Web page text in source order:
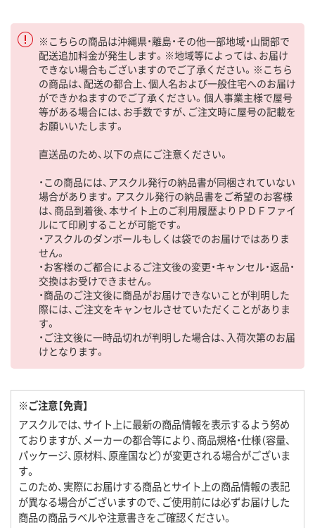
※こちらの商品は沖縄県・離島・その他一部地域・山間部で
配送追加料金が発生します。※地域等によっては、お届け
できない場合もございますのでご了承ください。※こちら
の商品は、配送の都合上、個人名および一般住宅へのお届け
ができかねますのでご了承ください。個人事業主様で屋号
等がある場合には、お手数ですが、ご注文時に屋号の記載を
お願いいたします。
直送品のため、以下の点にご注意ください。
・この商品には、アスクル発行の納品書が同梱されていない
場合があります。アスクル発行の納品書をご希望のお客様
は、商品到着後、本サイト上のご利用履歴よりＰＤＦファイ
ルにて印刷することが可能です。
・アスクルのダンボールもしくは袋でのお届けではありま
せん。
・お客様のご都合によるご注文後の変更・キャンセル・返品・
交換はお受けできません。
・商品のご注文後に商品がお届けできないことが判明した
際には、ご注文をキャンセルさせていただくことがありま
す。
・ご注文後に一時品切れが判明した場合は、入荷次第のお届
けとなります。
※ご注意【免責】
アスクルでは、サイト上に最新の商品情報を表示するよう努め
ておりますが、メーカーの都合等により、商品規格・仕様（容量、
パッケージ、原材料、原産国など）が変更される場合がございま
す。
このため、実際にお届けする商品とサイト上の商品情報の表記
が異なる場合がございますので、ご使用前には必ずお届けした
商品の商品ラベルや注意書きをご確認ください。